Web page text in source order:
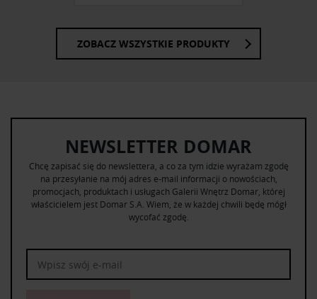
ZOBACZ WSZYSTKIE PRODUKTY
NEWSLETTER DOMAR
Chcę zapisać się do newslettera, a co za tym idzie wyrażam zgodę
na przesyłanie na mój adres e-mail informacji o nowościach,
promocjach, produktach i usługach Galerii Wnętrz Domar, której
właścicielem jest Domar S.A. Wiem, że w każdej chwili będę mógł
wycofać zgodę.